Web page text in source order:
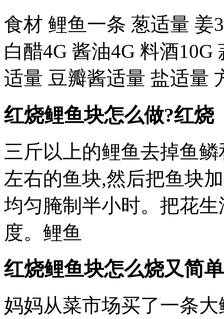
食材 鲤鱼一条 葱适量 姜
白醋4G 酱油4G 料酒
适量 豆瓣酱适量 盐适量
红烧鲤鱼块怎么做?红烧
三斤以上的鲤鱼去掉鱼
左右的鱼块,然后把鱼块
均匀腌制半小时。把花
度。鲤鱼
红烧鲤鱼块怎么烧又简
妈妈从菜市场买了一条